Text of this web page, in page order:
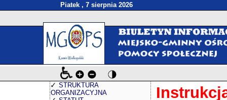
Piatek , 7 sierpnia 2026
STRUKTURA
ORGANIZACYJNA